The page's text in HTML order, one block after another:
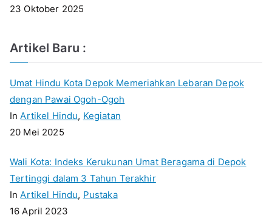
23 Oktober 2025
Artikel Baru :
Umat Hindu Kota Depok Memeriahkan Lebaran Depok
dengan Pawai Ogoh-Ogoh
In Artikel Hindu, Kegiatan
20 Mei 2025
Wali Kota: Indeks Kerukunan Umat Beragama di Depok
Tertinggi dalam 3 Tahun Terakhir
InArtikel Hindu, Pustaka
16 April 2023